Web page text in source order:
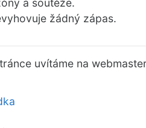
a soutěže.
žádný zápas.
uvítáme na webmaster